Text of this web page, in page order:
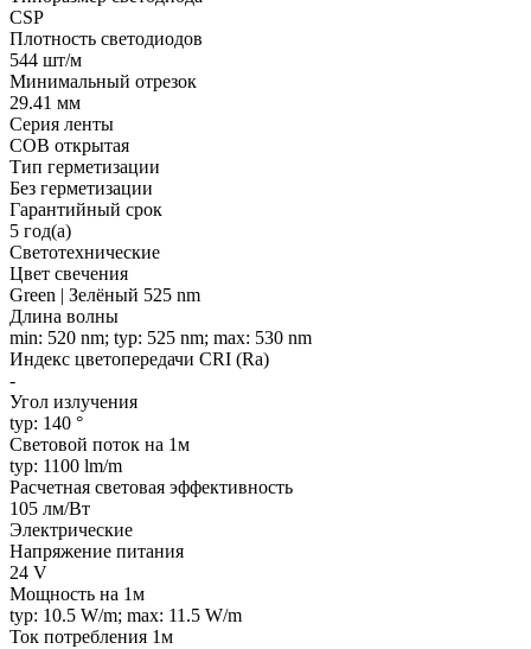
CSP
Плотность светодиодов
544 шт/м
Минимальный отрезок
29.41 мм
Серия ленты
COB открытая
Тип герметизации
Без герметизации
Гарантийный срок
5 год(а)
Светотехнические
Цвет свечения
Green | Зелёный 525 nm
Длина волны
min: 520 nm; typ: 525 nm; max: 530 nm
Индекс цветопередачи CRI (Ra)
-
Угол излучения
typ: 140 °
Световой поток на 1м
typ: 1100 lm/m
Расчетная световая эффективность
105 лм/Вт
Электрические
Напряжение питания
24 V
Мощность на 1м
typ: 10.5 W/m; max: 11.5 W/m
Ток потребления 1м